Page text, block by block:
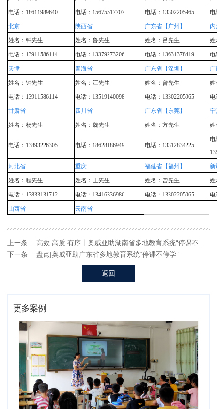
电话：18611989640 电话：15675517707 电话：13302205965 电
北京 陕西省 广东省【广州】 内
姓名：钟先生 姓名：鲁先生 姓名：吕先生 姓
电话：13911586114 电话：13379273206 电话：13631378419 电
天津 青海省 广东省【深圳】 广
姓名：钟先生 姓名：江先生 姓名：曾先生 姓
电话：13911586114 电话：13519140098 电话：13302205965 电
甘肃省 四川省 广东省【东莞】 宁
姓名：杨先生 姓名：魏先生 姓名：方先生 姓
电话：13893226305 电话：18628186949 电话：13312834225
电
河北省 重庆 福建省【福州】 新
姓名：程先生 姓名：王先生 姓名：曾先生 姓
电话：13833131712 电话：13416336986 电话：13302205965 电
山西省 云南省
上一条：
下一条：
盘点|奥威亚助广东省多地教育系统“停课不停学”
返回
更多案例